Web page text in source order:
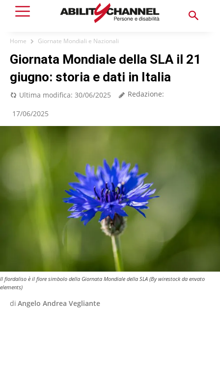
Home Giornate Mondiali e Nazionali
Giornata Mondiale della SLA il 21
giugno: storia e dati in Italia
Ultima modifica: 30/06/2025 Redazione:
17/06/2025
Il fiordaliso è il fiore simbolo della Giornata Mondiale della SLA (By wirestock da envato
elements)
di Angelo Andrea Vegliante